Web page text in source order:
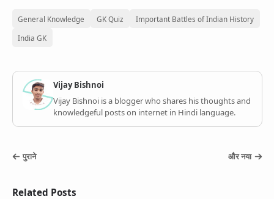
General Knowledge GK Quiz
Important Battles of Indian History
India GK
Vijay Bishnoi
Vijay Bishnoi is a blogger who shares his thoughts and
knowledgeful posts on internet in Hindi language.
पुराने और नया
Related Posts